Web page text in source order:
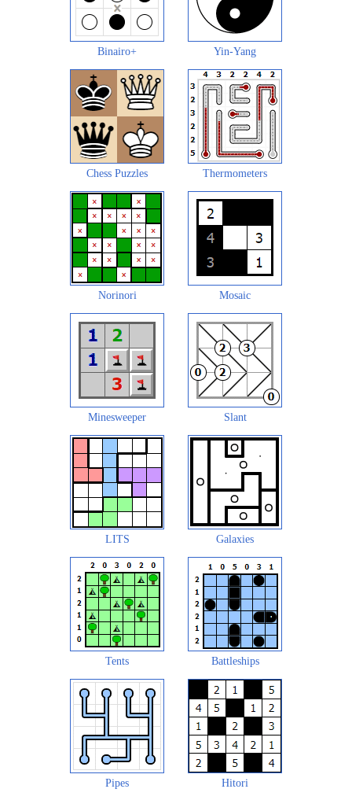
Binairo+ Yin-Yang
Chess Puzzles Thermometers
Norinori Mosaic
Minesweeper Slant
LITS Galaxies
Tents Battleships
Pipes Hitori